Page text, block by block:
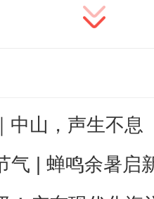
中山，声生不息